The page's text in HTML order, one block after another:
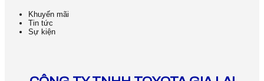
Khuyến mãi
Tin tức
Sự kiện